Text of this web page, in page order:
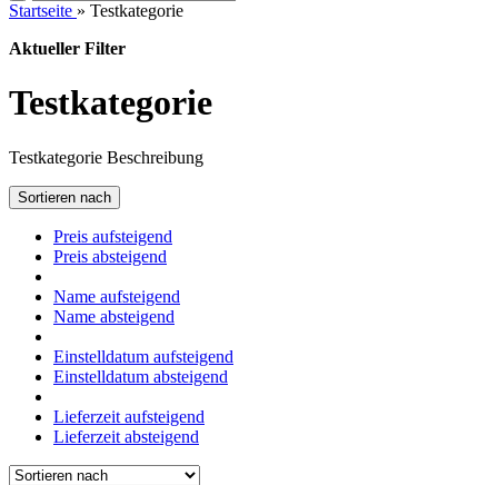
Startseite » Testkategorie
Aktueller Filter
Testkategorie
Testkategorie Beschreibung
Sortieren nach
Preis aufsteigend
Preis absteigend
Name aufsteigend
Name absteigend
Einstelldatum aufsteigend
Einstelldatum absteigend
Lieferzeit aufsteigend
Lieferzeit absteigend